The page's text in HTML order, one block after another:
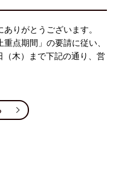
りがとうございます。
点期間」の要請に従い、
木）まで下記の通り、営